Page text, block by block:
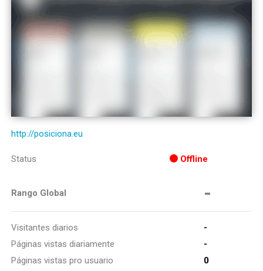
http://posiciona.eu
Status Offline
Rango Global -
Visitantes diarios
-
Páginas vistas diariamente
-
Páginas vistas pro usuario
0